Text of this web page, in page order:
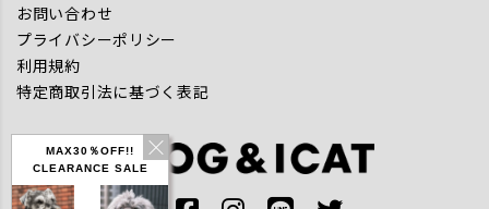
MAX30％OFF!!
CLEARANCE SALE
お問い合わせ
プライバシーポリシー
利用規約
特定商取引法に基づく表記